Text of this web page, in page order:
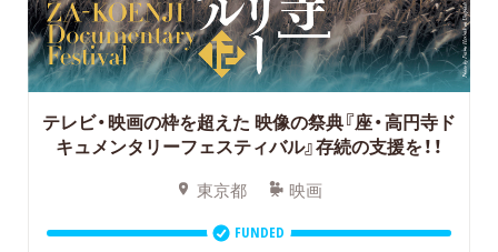
テレビ・映画の枠を超えた 映像の祭典『座・高円寺ド
キュメンタリーフェスティバル』存続の支援を！！
東京都 映画
FUNDED